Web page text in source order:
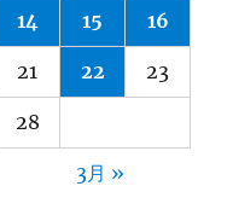
14 15 16
21 22 23
28
3月 »